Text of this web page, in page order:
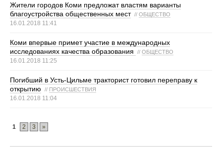
Жители городов Коми предложат властям варианты
благоустройства общественных мест // ОБЩЕСТВО
16.01.2018 11:41
Коми впервые примет участие в международных
исследованиях качества образования
// ОБЩЕСТВО
16.01.2018 11:25
Погибший в Усть-Цильме тракторист готовил переправу к
открытию
// ПРОИСШЕСТВИЯ
16.01.2018 11:04
1 2 3 »